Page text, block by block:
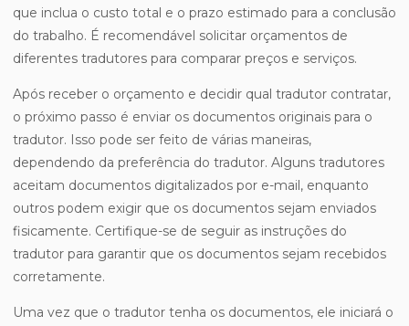
que inclua o custo total e o prazo estimado para a conclusão
do trabalho. É recomendável solicitar orçamentos de
diferentes tradutores para comparar preços e serviços.
Após receber o orçamento e decidir qual tradutor contratar,
o próximo passo é enviar os documentos originais para o
tradutor. Isso pode ser feito de várias maneiras,
dependendo da preferência do tradutor. Alguns tradutores
aceitam documentos digitalizados por e-mail, enquanto
outros podem exigir que os documentos sejam enviados
fisicamente. Certifique-se de seguir as instruções do
tradutor para garantir que os documentos sejam recebidos
corretamente.
Uma vez que o tradutor tenha os documentos, ele iniciará o